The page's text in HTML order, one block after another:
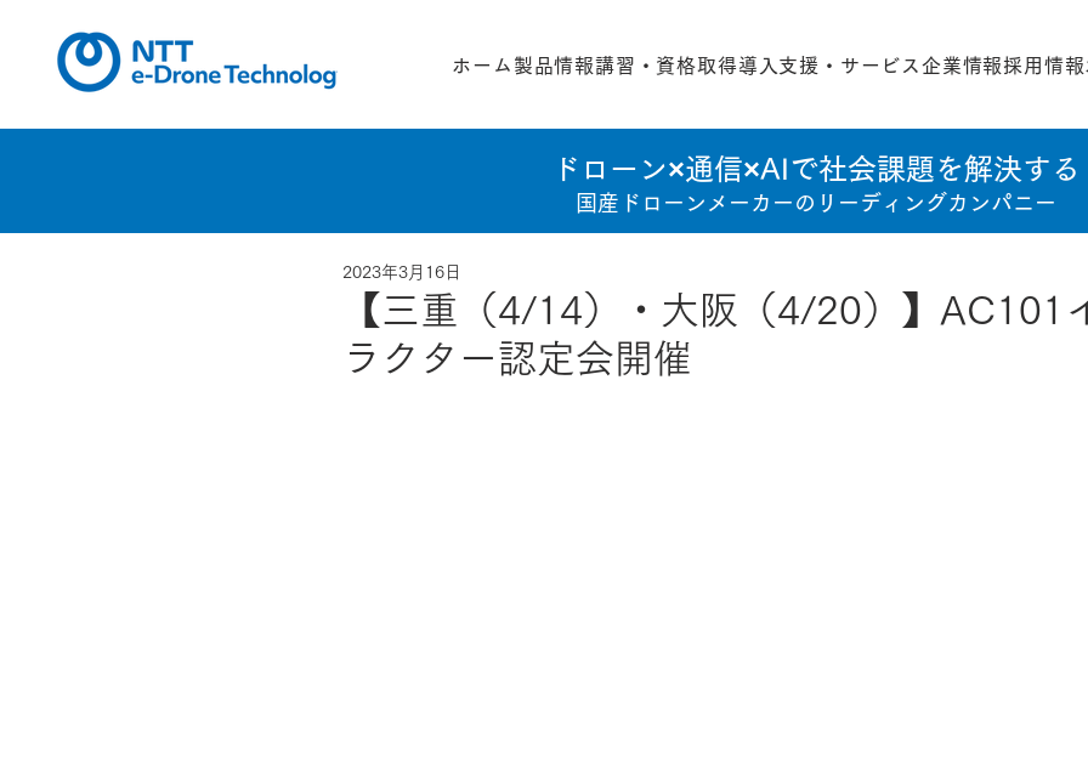
ホーム 製品情報講習・資格取得導入支援・サービス 企業情報採用情報
ドローン×通信×AIで社会課題を解決する
国産ドローンメーカーのリーディングカンパニー
【三重（4/14）・大阪（4/20）】AC101
ラクター認定会開催
2023年3月16日